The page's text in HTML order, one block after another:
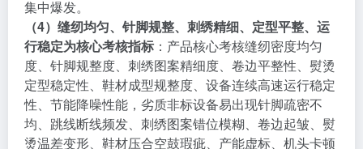
集中爆发。
（4）缝纫均匀、针脚规整、刺绣精细、定型平整、运
行稳定为核心考核指标 ：产品核心考核缝纫密度均匀
度、针脚规整度、刺绣图案精细度、卷边平整性、熨烫
定型稳定性、鞋材成型规整度、设备连续高速运行稳定
性、节能降噪性能，劣质非标设备易出现针脚疏密不
均、跳线断线频发、刺绣图案错位模糊、卷边起皱、熨
烫温差变形、鞋材压合空鼓瑕疵、产能虚标、机头卡顿